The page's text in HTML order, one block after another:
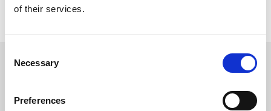
of their services.
Selection
Necessary
Preferences
Meer info over onze